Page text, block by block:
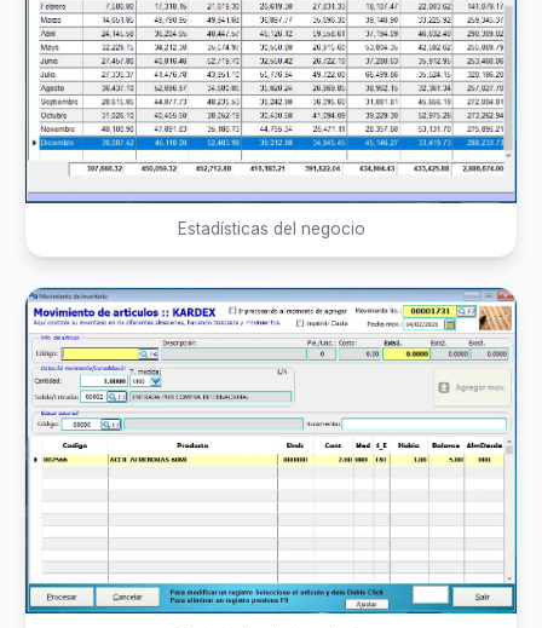
Estadísticas del negocio